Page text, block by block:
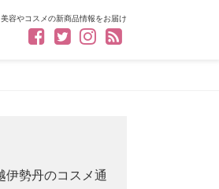
美容やコスメの新商品情報をお届け